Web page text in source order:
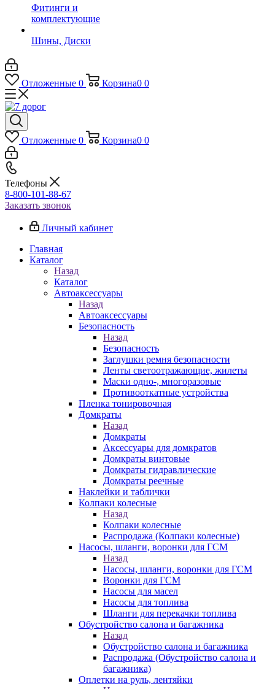
Фитинги и
комплектующие
Шины, Диски
Отложенные 0 Корзина0 0
Отложенные 0 Корзина0 0
Телефоны
8-800-101-88-67
Заказать звонок
Личный кабинет
Главная
Каталог
Назад
Каталог
Автоаксессуары
Назад
Автоаксессуары
Безопасность
Назад
Безопасность
Заглушки ремня безопасности
Ленты светоотражающие, жилеты
Маски одно-, многоразовые
Противооткатные устройства
Пленка тонировочная
Домкраты
Назад
Домкраты
Аксессуары для домкратов
Домкраты винтовые
Домкраты гидравлические
Домкраты реечные
Наклейки и таблички
Колпаки колесные
Назад
Колпаки колесные
Распродажа (Колпаки колесные)
Насосы, шланги, воронки для ГСМ
Назад
Насосы, шланги, воронки для ГСМ
Воронки для ГСМ
Насосы для масел
Насосы для топлива
Шланги для перекачки топлива
Обустройство салона и багажника
Назад
Обустройство салона и багажника
Распродажа (Обустройство салона и
багажника)
Оплетки на руль, лентяйки